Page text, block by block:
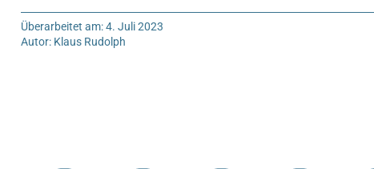
Überarbeitet am: 4. Juli 2023
Autor: Klaus Rudolph